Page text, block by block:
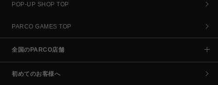
POP-UP SHOP TOP
PARCO GAMES TOP
全国のPARCO店舗
初めてのお客様へ